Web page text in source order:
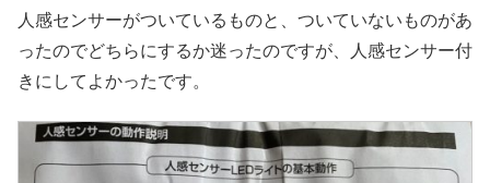
人感センサーがついているものと、ついていないものがあ
ったのでどちらにするか迷ったのですが、人感センサー付
きにしてよかったです。